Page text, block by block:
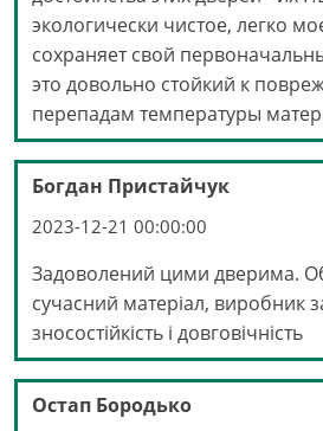
экологически чистое, легко
сохраняет свой
это довольно стойкий к
перепадам температуры
Богдан Пристайчук
2023-12-21 00:00:00
Задоволений цими дверима.
сучасний матеріал, виробник
зносостійкість і довговічність
Остап Бородько